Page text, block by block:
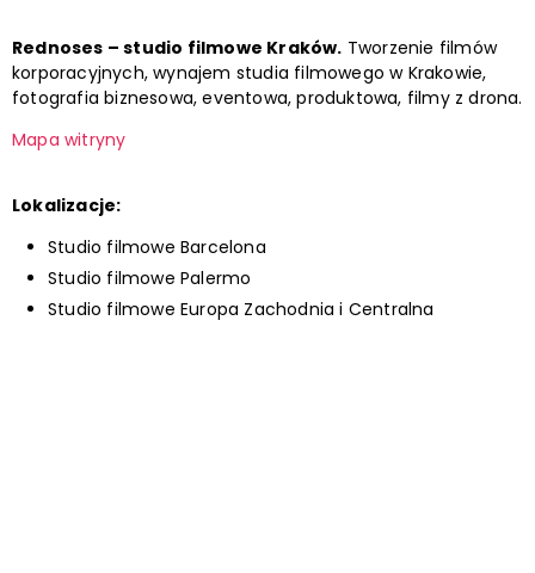
Rednoses – studio filmowe Kraków. Tworzenie filmów
korporacyjnych, wynajem studia filmowego w Krakowie,
fotografia biznesowa, eventowa, produktowa, filmy z drona.
Mapa witryny
Lokalizacje:
Studio filmowe Barcelona
Studio filmowe Palermo
Studio filmowe Europa Zachodnia i Centralna